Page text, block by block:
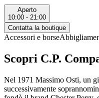
Aperto
10:00 - 21:00
Contatta la boutique
Accessori e borse
Scopri C.P.
Nel 1971 Massimo Osti, un
successivamente